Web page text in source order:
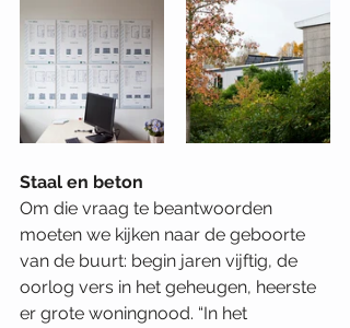
Staal en beton
Om die vraag te beantwoorden
moeten we kijken naar de geboorte
van de buurt: begin jaren vijftig, de
oorlog vers in het geheugen, heerste
er grote woningnood. “In het